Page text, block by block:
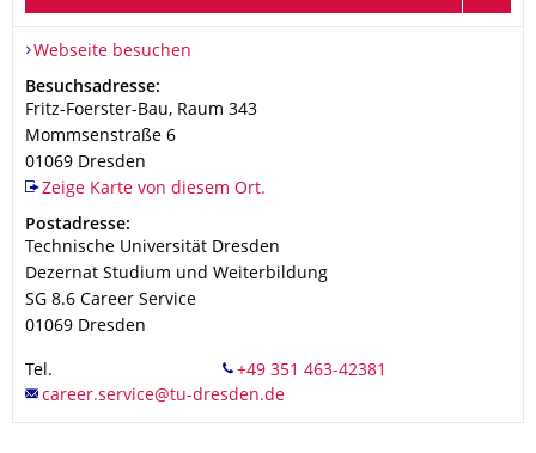
Webseite besuchen
Adresse
Besuchsadresse:
Fritz-Foerster-Bau, Raum 343
Mommsenstraße 6
01069 Dresden
Zeige Karte von diesem Ort.
Adresse
Postadresse:
Technische Universität Dresden
Dezernat Studium und Weiterbildung
SG 8.6 Career Service
01069 Dresden
Tel.